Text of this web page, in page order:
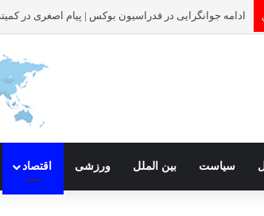
ادامه جوانگرایی در فدراسیون بوکس | پیام اصغری در
سیاست بین الملل ورزشی اقتصاد